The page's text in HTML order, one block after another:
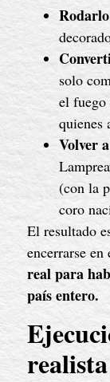
solo
el fuego
quienes
Volver
(con la
coro
El resultado
encerrarse
real para
país entero.